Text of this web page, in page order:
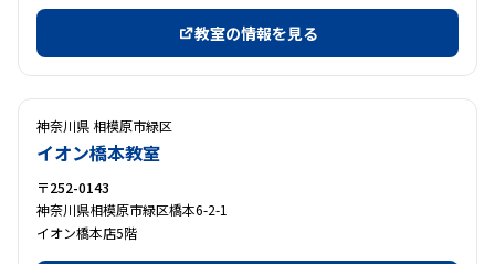
教室の情報を見る
神奈川県 相模原市緑区
イオン橋本教室
〒252-0143
神奈川県相模原市緑区橋本6-2-1
イオン橋本店5階